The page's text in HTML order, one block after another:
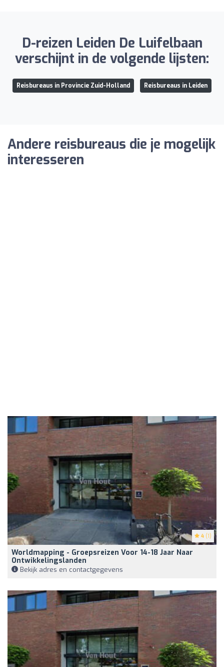
D-reizen Leiden De Luifelbaan
verschijnt in de volgende lijsten:
Reisbureaus in Provincie Zuid-Holland Reisbureaus in Leiden
Andere reisbureaus die je mogelijk
interesseren
4 (1)
Worldmapping - Groepsreizen Voor 14-18 Jaar Naar
Ontwikkelingslanden
Bekijk adres en contactgegevens